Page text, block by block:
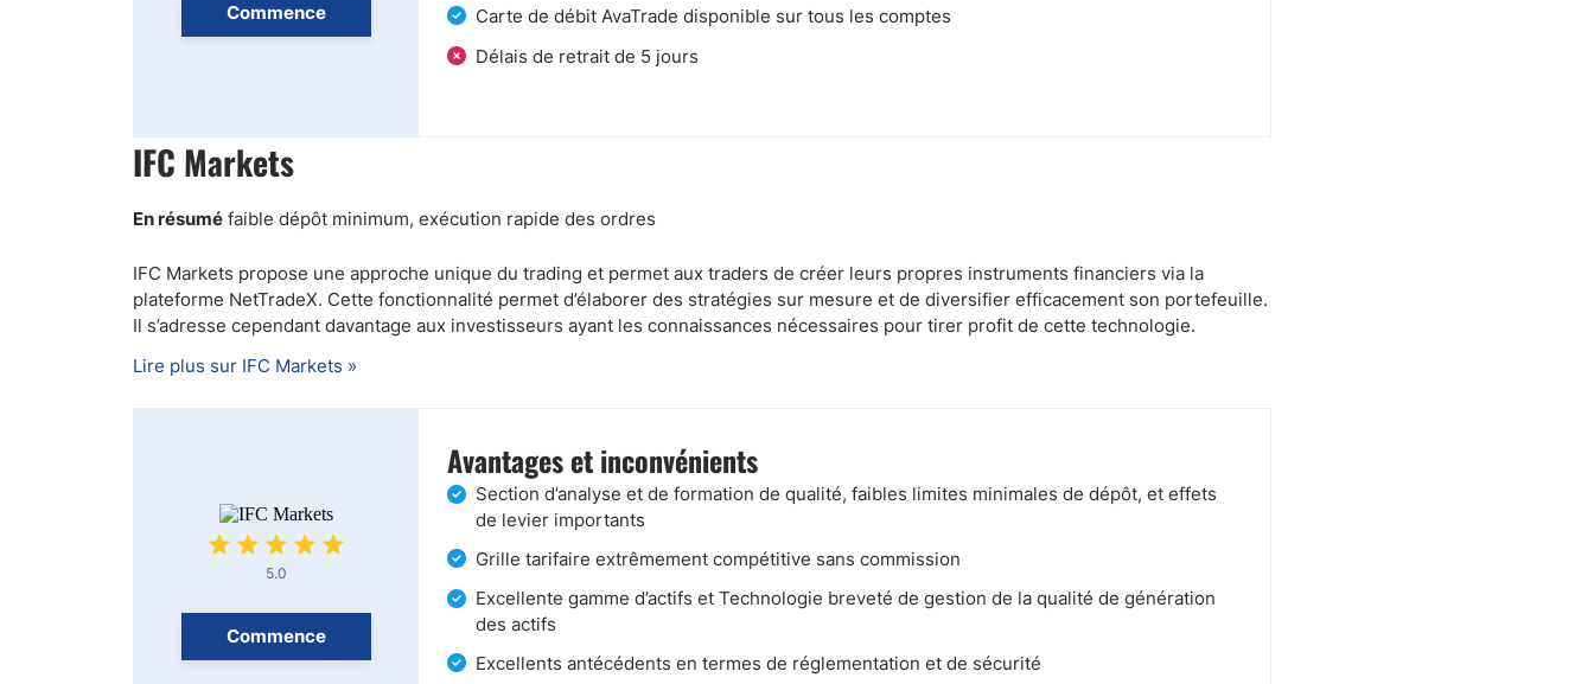
Commence
Carte de débit AvaTrade disponible sur tous les comptes
Délais de retrait de 5 jours
IFC Markets
En résumé faible dépôt minimum, exécution rapide des ordres
IFC Markets propose une approche unique du trading et permet aux traders de créer leurs propres instruments financiers via la
plateforme NetTradeX. Cette fonctionnalité permet d’élaborer des stratégies sur mesure et de diversifier efficacement son portefeuille.
Il s’adresse cependant davantage aux investisseurs ayant les connaissances nécessaires pour tirer profit de cette technologie.
Lire plus sur IFC Markets »
5.0
Commence
Avantages et inconvénients
Section d’analyse et de formation de qualité, faibles limites minimales de dépôt, et effets
de levier importants
Grille tarifaire extrêmement compétitive sans commission
Excellente gamme d’actifs et Technologie breveté de gestion de la qualité de génération
des actifs
Excellents antécédents en termes de réglementation et de sécurité